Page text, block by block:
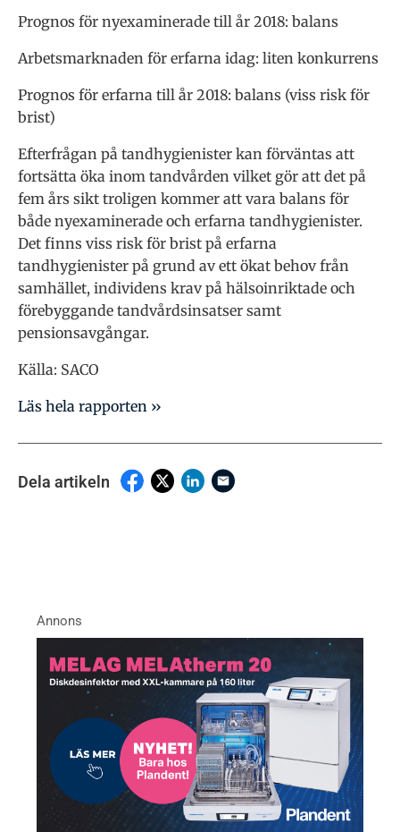
Prognos för nyexaminerade till år 2018: balans
Arbetsmarknaden för erfarna idag: liten konkurrens
Prognos för erfarna till år 2018: balans (viss risk för
brist)
Efterfrågan på tandhygienister kan förväntas att
fortsätta öka inom tandvården vilket gör att det på
fem års sikt troligen kommer att vara balans för
både nyexamine­rade och erfarna tandhygienister.
Det finns viss risk för brist på erfarna
tandhygienister på grund av ett ökat behov från
samhället, individens krav på hälsoinriktade och
förebyggande tandvårdsinsatser samt
pensionsavgångar.
Källa: SACO
Läs hela rapporten ››
Dela artikeln